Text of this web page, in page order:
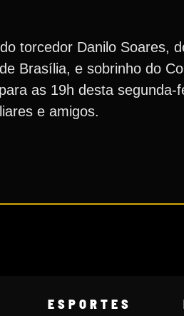
torcedor Danilo Soares,
Brasília, e sobrinho do
as 19h desta segunda-
e amigos.
ESPORTES